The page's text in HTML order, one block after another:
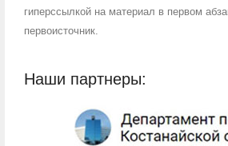
гиперссылкой на материал в первом
первоисточник.
Наши партнеры: